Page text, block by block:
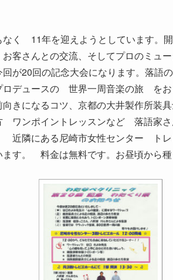
く 11年を迎えようとしています。
さんとの交流、そしてプロのミュ
が20回の記念大会になります。落語
デュースの 世界一周音楽の旅 をお
向きになるコツ、京都の大井製作所
ワンポイントレッスンなど 落語家
隣にある尼崎市女性センター ト
ます。 料金は無料です。お昼頃から